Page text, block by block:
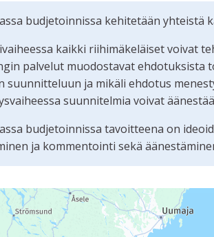
budjetoinnissa kehitetään yhteistä
kaikki riihimäkeläiset voivat
palvelut muodostavat
suunnitteluun ja mikäli ehdotus
suunnitelmia voivat
budjetoinnissa tavoitteena on
ja kommentointi sekä
on kartta, joka esittää